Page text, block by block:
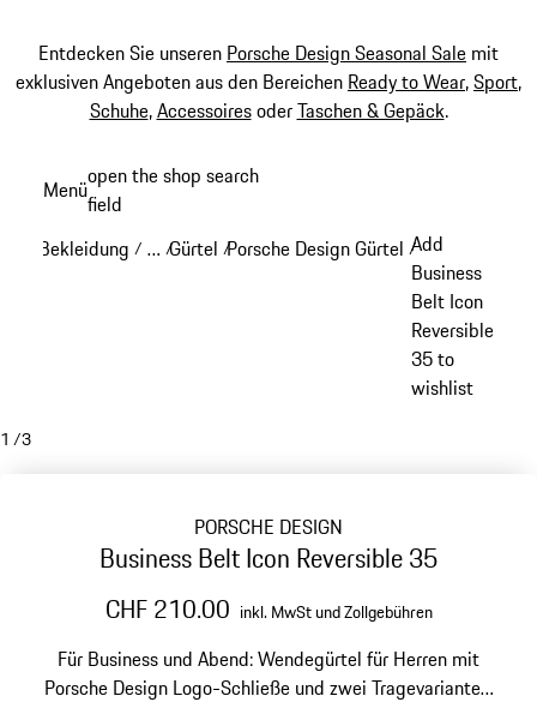
Entdecken Sie unseren Porsche Design Seasonal Sale mit
exklusiven Angeboten aus den Bereichen Ready to Wear,Sport,
Schuhe,AccessoiresoderTaschen & Gepäck.
Hauptinhalt
Menüopen the shop search
field
Bekleidung / …
Reveal collapsed breadcrumb items
/Gürtel /Porsche Design Gürtel /Add
Business
Belt Icon
Reversible
35 to
wishlist
1 /3
PORSCHE DESIGN
Business Belt Icon Reversible 35
CHF 210.00 inkl. MwSt und Zollgebühren
Für Business und Abend: Wendegürtel für Herren mit
Porsche Design Logo-Schließe und zwei Tragevarianten: